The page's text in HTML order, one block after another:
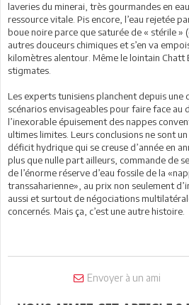
laveries du minerai, très gourmandes en
ressource vitale. Pis encore, l’eau rejetée
boue noire parce que saturée de « stérile »
autres douceurs chimiques et s’en va
kilomètres alentour. Même le lointain Chatt
stigmates.
Les experts tunisiens planchent depuis une
scénarios envisageables pour faire face au
l’inexorable épuisement des nappes
ultimes limites. Leurs conclusions ne sont
déficit hydrique qui se creuse d’année en
plus que nulle part ailleurs, commande de
de l’énorme réserve d’eau fossile de la
transsaharienne», au prix non seulement
aussi et surtout de négociations
concernés. Mais ça, c’est une autre histoire.
Envoyer à un ami